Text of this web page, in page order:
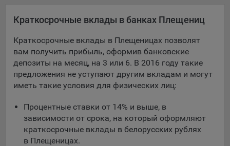
сервис показа контекстной рекламы. Адрес: Yandex
Google Ads - сервис показа контекстной рекламы,
предоставляемый компанией Google Ireland Ltd, Gordon
House Barrow Street Dublin 4, D04E5W5 Ireland.
Сохранить по умолчанию
Краткосрочные вклады в банках Плещениц
Краткосрочные вклады в Плещеницах позволят
вам получить прибыль, оформив банковские
депозиты на месяц, на 3 или 6. В 2016 году такие
предложения не уступают другим вкладам и могут
иметь такие условия для физических лиц:
Процентные ставки от 14% и выше, в
зависимости от срока, на который оформляют
краткосрочные вклады в белорусских рублях
в Плещеницах.